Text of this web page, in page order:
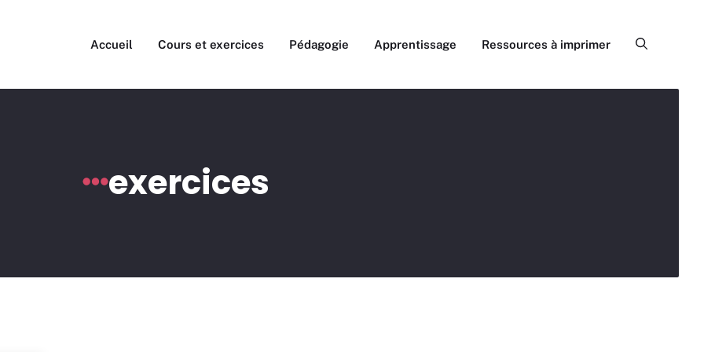
Accueil Cours et exercices Pédagogie Apprentissage Ressources à imprimer
exercices